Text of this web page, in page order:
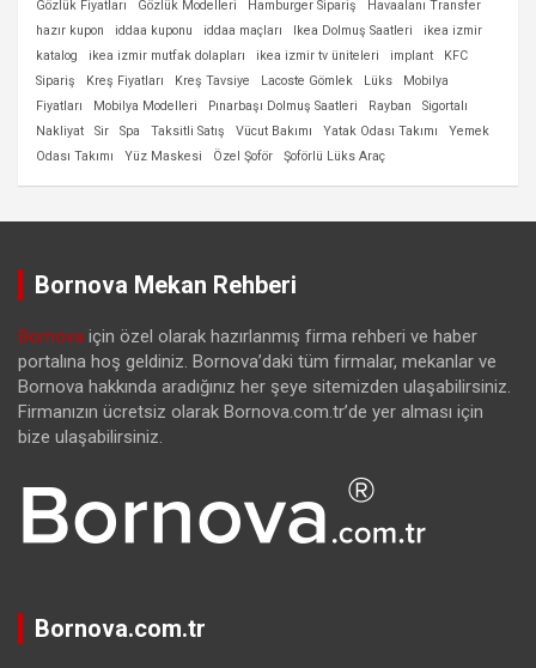
Gözlük Fiyatları
Gözlük Modelleri Hamburger Sipariş
Havaalanı Transfer
hazır kupon
iddaa kuponu iddaa maçları Ikea Dolmuş Saatleri
ikea izmir
katalog
ikea izmir mutfak dolapları ikea izmir tv üniteleri implant
KFC
Sipariş
Kreş Fiyatları Kreş Tavsiye Lacoste Gömlek Lüks
Mobilya
Fiyatları
Mobilya Modelleri Pınarbaşı Dolmuş Saatleri Rayban
Sigortalı
Nakliyat
Sir Spa Taksitli Satış Vücut Bakımı Yatak Odası Takımı
Yemek
Odası Takımı
Yüz Maskesi Özel Şoför Şoförlü Lüks Araç
Bornova Mekan Rehberi
Bornova için özel olarak hazırlanmış firma rehberi ve haber
portalına hoş geldiniz. Bornova’daki tüm firmalar, mekanlar ve
Bornova hakkında aradığınız her şeye sitemizden ulaşabilirsiniz.
Firmanızın ücretsiz olarak Bornova.com.tr’de yer alması için
bize ulaşabilirsiniz.
Bornova.com.tr